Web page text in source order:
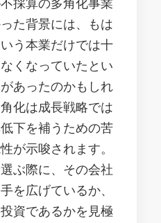
た背景には、もは
う本業だけでは十
くなっていたとい
あったのかもしれ
化は成長戦略では
下を補うための苦
が示唆されます。
ぶ際に、その会社
を広げているか、
資であるかを見極